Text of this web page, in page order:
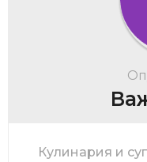
Кулинария и